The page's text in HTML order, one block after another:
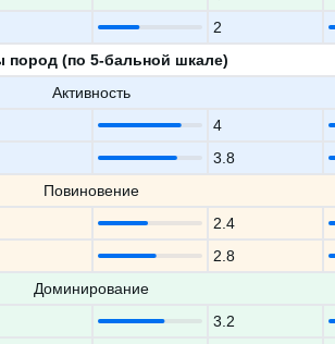
2
пород (по 5-бальной шкале)
Активность
4
3.8
Повиновение
2.4
2.8
Доминирование
3.2